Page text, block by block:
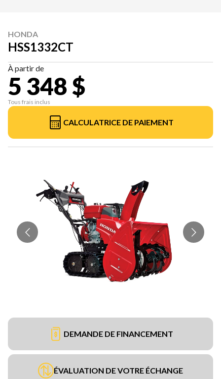
HONDA
HSS1332CT
À partir de
5 348 $
Tous frais inclus
CALCULATRICE DE PAIEMENT
DEMANDE DE FINANCEMENT
ÉVALUATION DE VOTRE ÉCHANGE